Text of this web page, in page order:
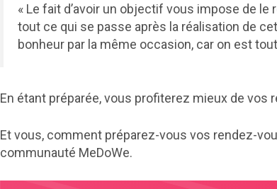
« Le fait d’avoir un objectif vous impose de
tout ce qui se passe après la réalisation de
bonheur par la même occasion, car on est
En étant préparée, vous profiterez mieux de
Et vous, comment préparez-vous vos rendez-
communauté MeDoWe.